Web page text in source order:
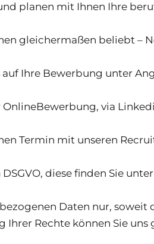
planen mit Ihnen Ihre
gleichermaßen beliebt –
Ihre Bewerbung unter
via
Termin mit unseren
diese finden Sie unter
Daten nur, soweit
Rechte können Sie